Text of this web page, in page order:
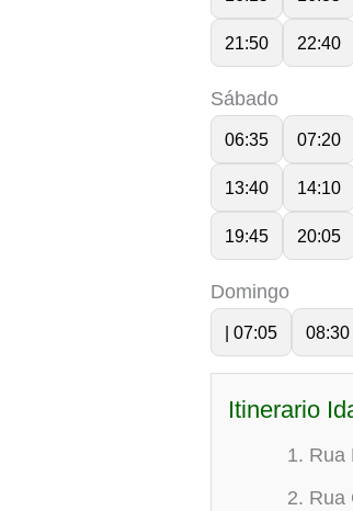
21:50 22:40
Sábado
06:35 07:20
13:40 14:10
19:45 20:05
Domingo
| 07:05 08:30
Itinerario
Rua
Rua